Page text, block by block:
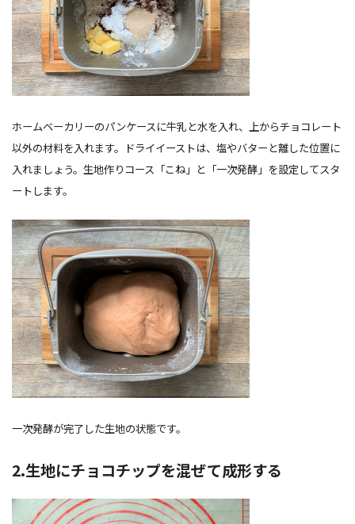
ホームベーカリーのパンケースに牛乳と水を入れ、上からチョコレート
以外の材料を入れます。ドライイーストは、塩やバターと離した位置に
入れましょう。生地作りコース「こね」と「一次発酵」を設定してスタ
ートします。
一次発酵が完了した生地の状態です。
2.生地にチョコチップを混ぜて成形する